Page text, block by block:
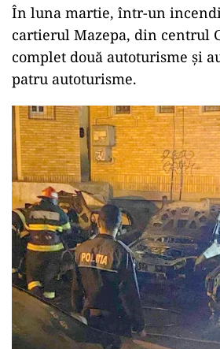
În luna martie, într-un
cartierul Mazepa, din centrul
complet două autoturisme și
patru autoturisme.